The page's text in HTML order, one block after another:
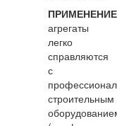
агрегаты
легко
справляются
с
строительным